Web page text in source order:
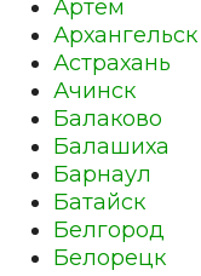
Артём
Архангельск
Астрахань
Ачинск
Балаково
Балашиха
Барнаул
Батайск
Белгород
Белорецк